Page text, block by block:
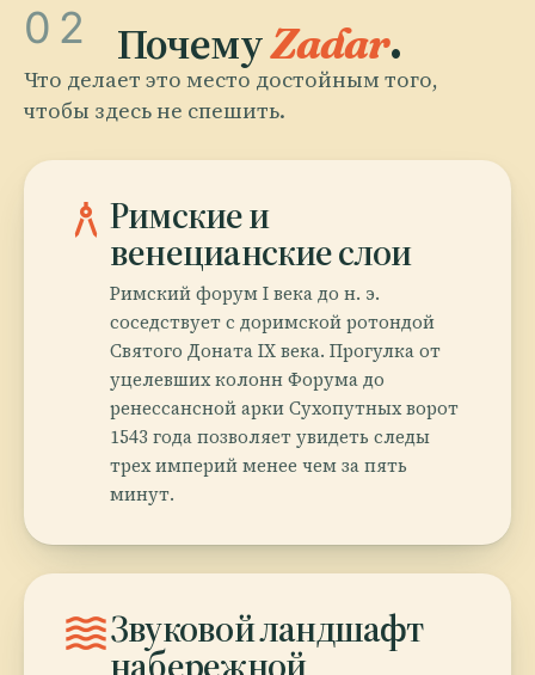
02 ПочемуZadar.
Что делает это место достойным того,
чтобы здесь не спешить.
architecture Римские и
венецианские слои
Римский форум I века до н. э.
соседствует с доримской ротондой
Святого Доната IX века. Прогулка от
уцелевших колонн Форума до
ренессансной арки Сухопутных ворот
1543 года позволяет увидеть следы
трех империй менее чем за пять
минут.
wavesЗвуковой ландшафт
набережной